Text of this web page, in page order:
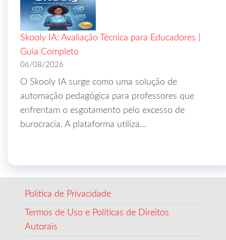
Skooly IA: Avaliação Técnica para Educadores |
Guia Completo
06/08/2026
O Skooly IA surge como uma solução de
automação pedagógica para professores que
enfrentam o esgotamento pelo excesso de
burocracia. A plataforma utiliza…
Politica de Privacidade
Termos de Uso e Políticas de Direitos
Autorais